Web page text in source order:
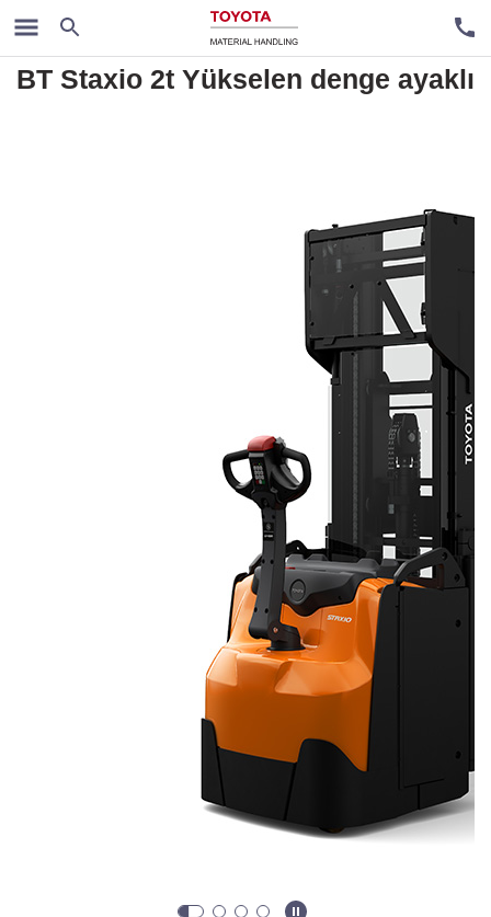
Akülü İstifleme Makineleri
BT Staxio 2t Yükselen denge ayaklı